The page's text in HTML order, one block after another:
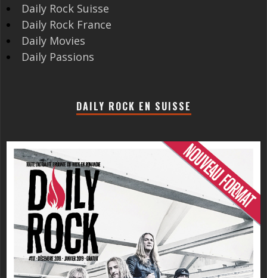
Daily Rock Suisse
Daily Rock France
Daily Movies
Daily Passions
DAILY ROCK EN SUISSE